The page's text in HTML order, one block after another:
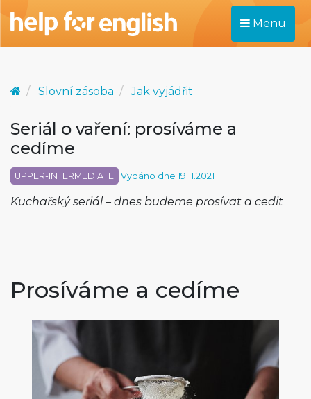
Menu
Slovní zásoba Jak vyjádřit
Seriál o vaření: prosíváme a
cedíme
UPPER-INTERMEDIATE Vydáno dne 19.11.2021
Kuchařský seriál – dnes budeme prosívat a cedit
Prosíváme a cedíme